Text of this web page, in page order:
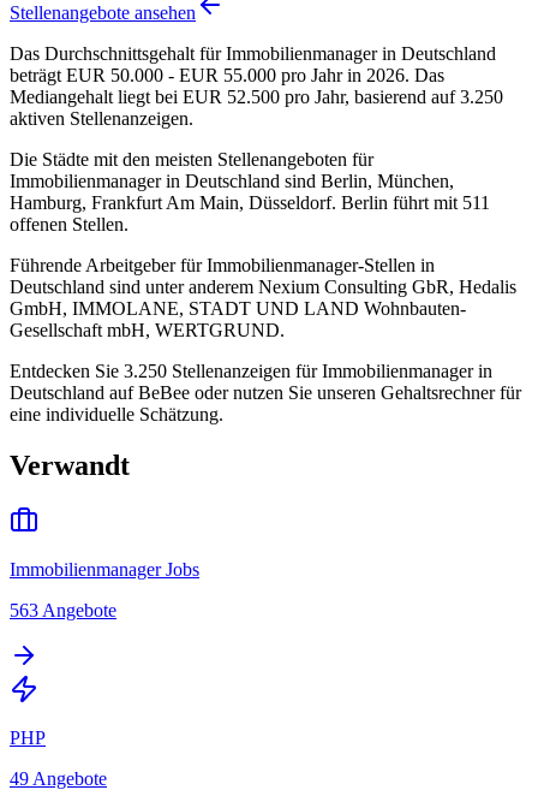
Stellenangebote ansehen
Das Durchschnittsgehalt für Immobilienmanager in Deutschland
beträgt EUR 50.000 - EUR 55.000 pro Jahr in 2026. Das
Mediangehalt liegt bei EUR 52.500 pro Jahr, basierend auf 3.250
aktiven Stellenanzeigen.
Die Städte mit den meisten Stellenangeboten für
Immobilienmanager in Deutschland sind Berlin, München,
Hamburg, Frankfurt Am Main, Düsseldorf. Berlin führt mit 511
offenen Stellen.
Führende Arbeitgeber für Immobilienmanager-Stellen in
Deutschland sind unter anderem Nexium Consulting GbR, Hedalis
GmbH, IMMOLANE, STADT UND LAND Wohnbauten-
Gesellschaft mbH, WERTGRUND.
Entdecken Sie 3.250 Stellenanzeigen für Immobilienmanager in
Deutschland auf BeBee oder nutzen Sie unseren Gehaltsrechner für
eine individuelle Schätzung.
Verwandt
Immobilienmanager Jobs
563 Angebote
PHP
49 Angebote